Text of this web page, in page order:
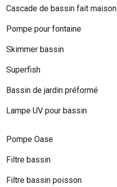
Cascade de bassin fait maison
Pompe pour fontaine
Skimmer bassin
Superfish
Bassin de jardin préformé
Lampe UV pour bassin
Pompe Oase
Filtre bassin
Filtre bassin poisson